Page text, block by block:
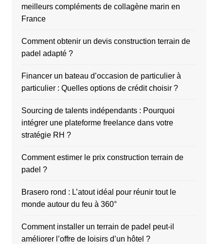
meilleurs compléments de collagène marin en
France
Comment obtenir un devis construction terrain de
padel adapté ?
Financer un bateau d’occasion de particulier à
particulier : Quelles options de crédit choisir ?
Sourcing de talents indépendants : Pourquoi
intégrer une plateforme freelance dans votre
stratégie RH ?
Comment estimer le prix construction terrain de
padel ?
Brasero rond : L’atout idéal pour réunir tout le
monde autour du feu à 360°
Comment installer un terrain de padel peut-il
améliorer l’offre de loisirs d’un hôtel ?